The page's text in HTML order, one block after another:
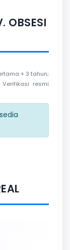
+ 3 tahun;
resmi